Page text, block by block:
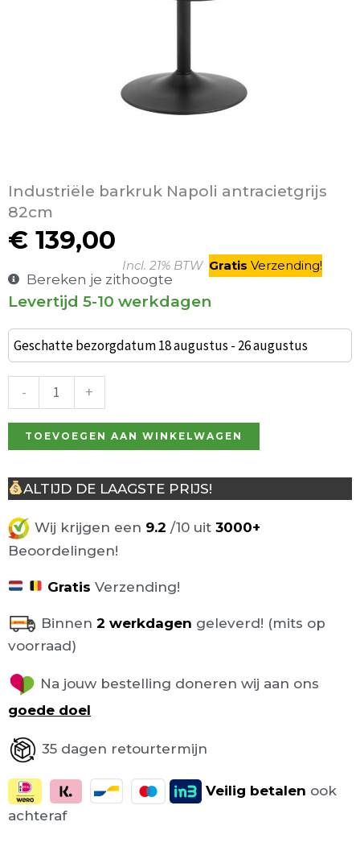
Industriële barkruk Napoli antracietgrijs
82cm
€ 139,00
Incl. 21% BTW Gratis Verzending!
Bereken je zithoogte
Levertijd 5-10 werkdagen
Geschatte bezorgdatum 18 augustus - 26 augustus
-
Barkruk
Basel
donkergrijs,
gasveer
aantal
+
TOEVOEGEN AAN WINKELWAGEN
ALTIJD DE LAAGSTE PRIJS!
Wij krijgen een 9.2 /10 uit 3000+
Beoordelingen!
Gratis Verzending!
Binnen 2 werkdagen geleverd! (mits op
voorraad)
Na jouw bestelling doneren wij aan ons
goede doel
35 dagen retourtermijn
Veilig betalen ook
achteraf